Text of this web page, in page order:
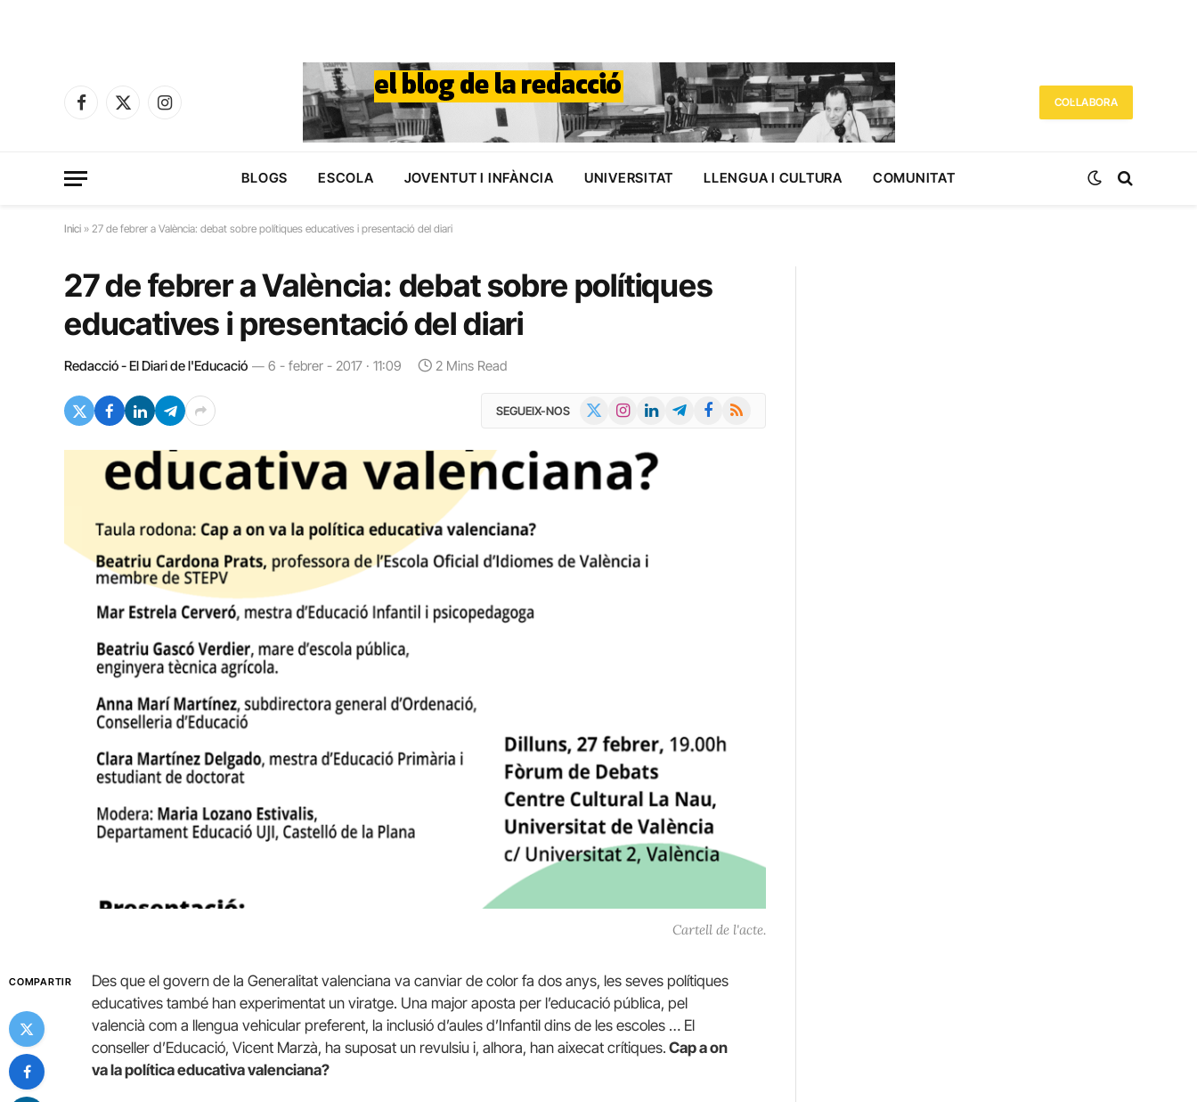
Facebook
X
Instagram
COL·LABORA
BLOGS ESCOLA JOVENTUT I INFÀNCIA UNIVERSITAT LLENGUA I CULTURA COMUNITAT
Inici » 27 de febrer a València: debat sobre polítiques educatives i presentació del diari
27 de febrer a València: debat sobre polítiques
educatives i presentació del diari
Redacció - El Diari de l'Educació 6 - febrer - 2017 · 11:09 2 Mins Read
SEGUEIX-NOS InstagramLinkedInTelegramFacebook
RSS
Cartell de l'acte.
COMPARTIR
Des que el govern de la Generalitat valenciana va canviar de color fa dos anys, les seves polítiques
educatives també han experimentat un viratge. Una major aposta per l’educació pública, pel
valencià com a llengua vehicular preferent, la inclusió d’aules d’Infantil dins de les escoles … El
conseller d’Educació, Vicent Marzà, ha suposat un revulsiu i, alhora, han aixecat crítiques. Cap a on
va la política educativa valenciana?